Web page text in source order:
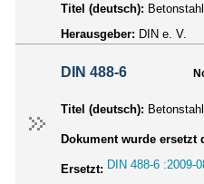
Titel (deutsch):
Herausgeber: DIN e. V.
DIN 488-6
Titel (deutsch):
Dokument wurde ersetzt
Ersetzt: DIN 488-6 :2009-